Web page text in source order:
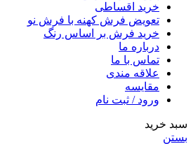
خرید اقساطی
تعویض فرش کهنه با فرش نو
خرید فرش بر اساس رنگ
درباره ما
تماس با ما
علاقه مندی
مقایسه
ورود / ثبت نام
سبد خرید
بستن